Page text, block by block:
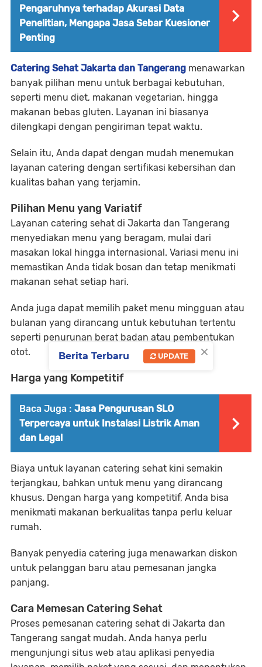
Pengaruhnya terhadap Akurasi Data
Penelitian, Mengapa Jasa Sebar Kuesioner
Penting
Catering Sehat Jakarta dan Tangerang menawarkan
banyak pilihan menu untuk berbagai kebutuhan,
seperti menu diet, makanan vegetarian, hingga
makanan bebas gluten. Layanan ini biasanya
dilengkapi dengan pengiriman tepat waktu.
Selain itu, Anda dapat dengan mudah menemukan
layanan catering dengan sertifikasi kebersihan dan
kualitas bahan yang terjamin.
Pilihan Menu yang Variatif
Layanan catering sehat di Jakarta dan Tangerang
menyediakan menu yang beragam, mulai dari
masakan lokal hingga internasional. Variasi menu ini
memastikan Anda tidak bosan dan tetap menikmati
makanan sehat setiap hari.
Anda juga dapat memilih paket menu mingguan atau
bulanan yang dirancang untuk kebutuhan tertentu
seperti penurunan berat badan atau pembentukan
otot.
Harga yang Kompetitif
Baca Juga : Jasa Pengurusan SLO
Terpercaya untuk Instalasi Listrik Aman
dan Legal
Biaya untuk layanan catering sehat kini semakin
terjangkau, bahkan untuk menu yang dirancang
khusus. Dengan harga yang kompetitif, Anda bisa
menikmati makanan berkualitas tanpa perlu keluar
rumah.
Banyak penyedia catering juga menawarkan diskon
untuk pelanggan baru atau pemesanan jangka
panjang.
Cara Memesan Catering Sehat
Proses pemesanan catering sehat di Jakarta dan
Tangerang sangat mudah. Anda hanya perlu
mengunjungi situs web atau aplikasi penyedia
×
Berita Terbaru UPDATE